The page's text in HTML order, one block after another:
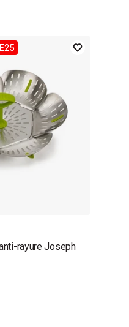
rayure Joseph